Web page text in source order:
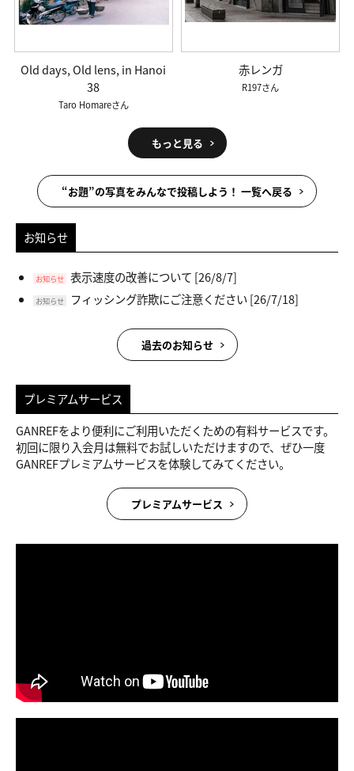
Old days, Old lens, in Hanoi
38
Taro Homare
赤レンガ
R197
もっと見る
“お題”の写真をみんなで投稿しよう！ 一覧へ戻る
お知らせ
お知らせ 表示速度の改善について [26/8/7]
お知らせ フィッシング詐欺にご注意ください[26/7/18]
過去のお知らせ
プレミアムサービス
GANREFをより便利にご利用いただくための有料サービスです。
初回に限り入会月は無料でお試しいただけますので、ぜひ一度
GANREFプレミアムサービスを体験してみてください。
プレミアムサービス